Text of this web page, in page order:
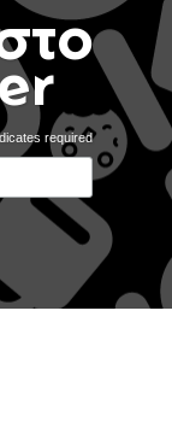
required